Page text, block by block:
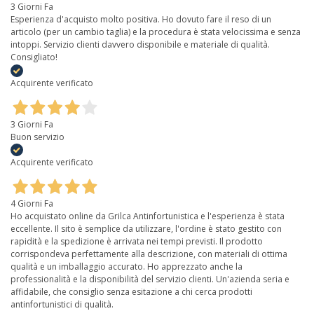
3 Giorni Fa
Esperienza d'acquisto molto positiva. Ho dovuto fare il reso di un
articolo (per un cambio taglia) e la procedura è stata velocissima e senza
intoppi. Servizio clienti davvero disponibile e materiale di qualità.
Consigliato!
Acquirente verificato
3 Giorni Fa
Buon servizio
Acquirente verificato
4 Giorni Fa
Ho acquistato online da Grilca Antinfortunistica e l'esperienza è stata
eccellente. Il sito è semplice da utilizzare, l'ordine è stato gestito con
rapidità e la spedizione è arrivata nei tempi previsti. Il prodotto
corrispondeva perfettamente alla descrizione, con materiali di ottima
qualità e un imballaggio accurato. Ho apprezzato anche la
professionalità e la disponibilità del servizio clienti. Un'azienda seria e
affidabile, che consiglio senza esitazione a chi cerca prodotti
antinfortunistici di qualità.